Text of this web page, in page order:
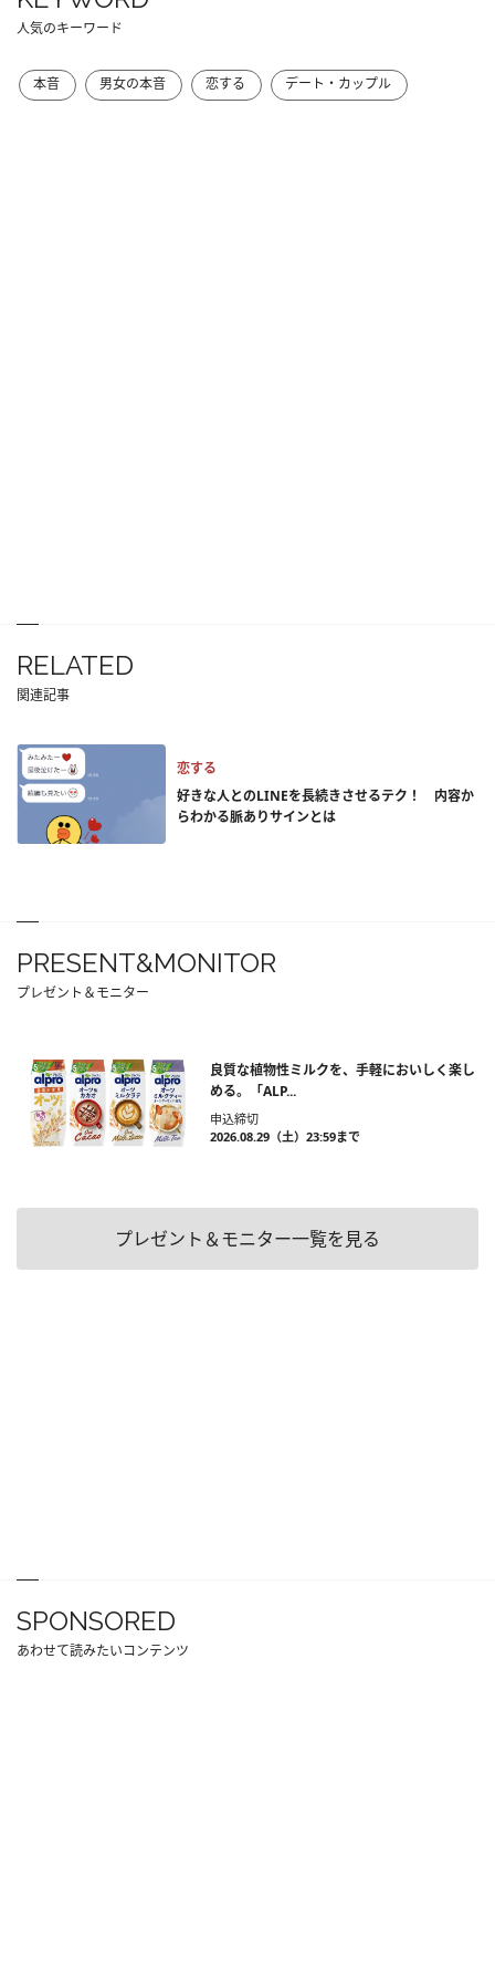
人気のキーワード
本音 男女の本音 恋する デート・カップル
RELATED
関連記事
恋する
好きな人とのLINEを長続きさせるテク！ 内容か
らわかる脈ありサインとは
PRESENT&MONITOR
プレゼント＆モニター
良質な植物性ミルクを、手軽においしく楽し
める。「ALP...
申込締切
2026.08.29（土）23:59まで
プレゼント＆モニター一覧を見る
SPONSORED
あわせて読みたいコンテンツ